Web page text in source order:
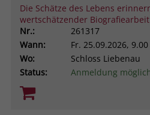
Die Schätze des Lebens
wertschätzender Biografiearbeit
Nr.:
261317
Wann:
Fr. 25.09.2026,
Wo:
Schloss Liebenau
Status:
Anmeldung